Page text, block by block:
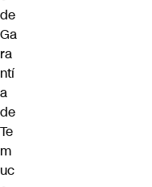
de
Ga
ra
ntí
a
de
Te
m
uc